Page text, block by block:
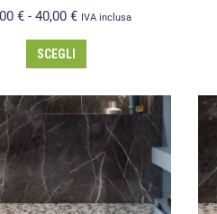
€ - 40,00 € IVA inclusa
SCEGLI